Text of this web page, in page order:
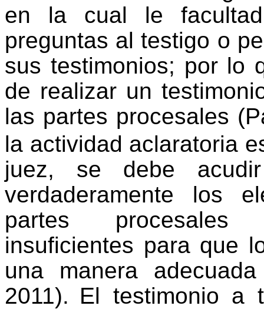
en la cual le
preguntas al testigo o
sus testimonios; por lo
de realizar un
las partes procesales
la actividad aclaratoria
juez, se debe
verdaderamente los
partes procesales
insuficientes para que
una manera
2011). El testimonio a